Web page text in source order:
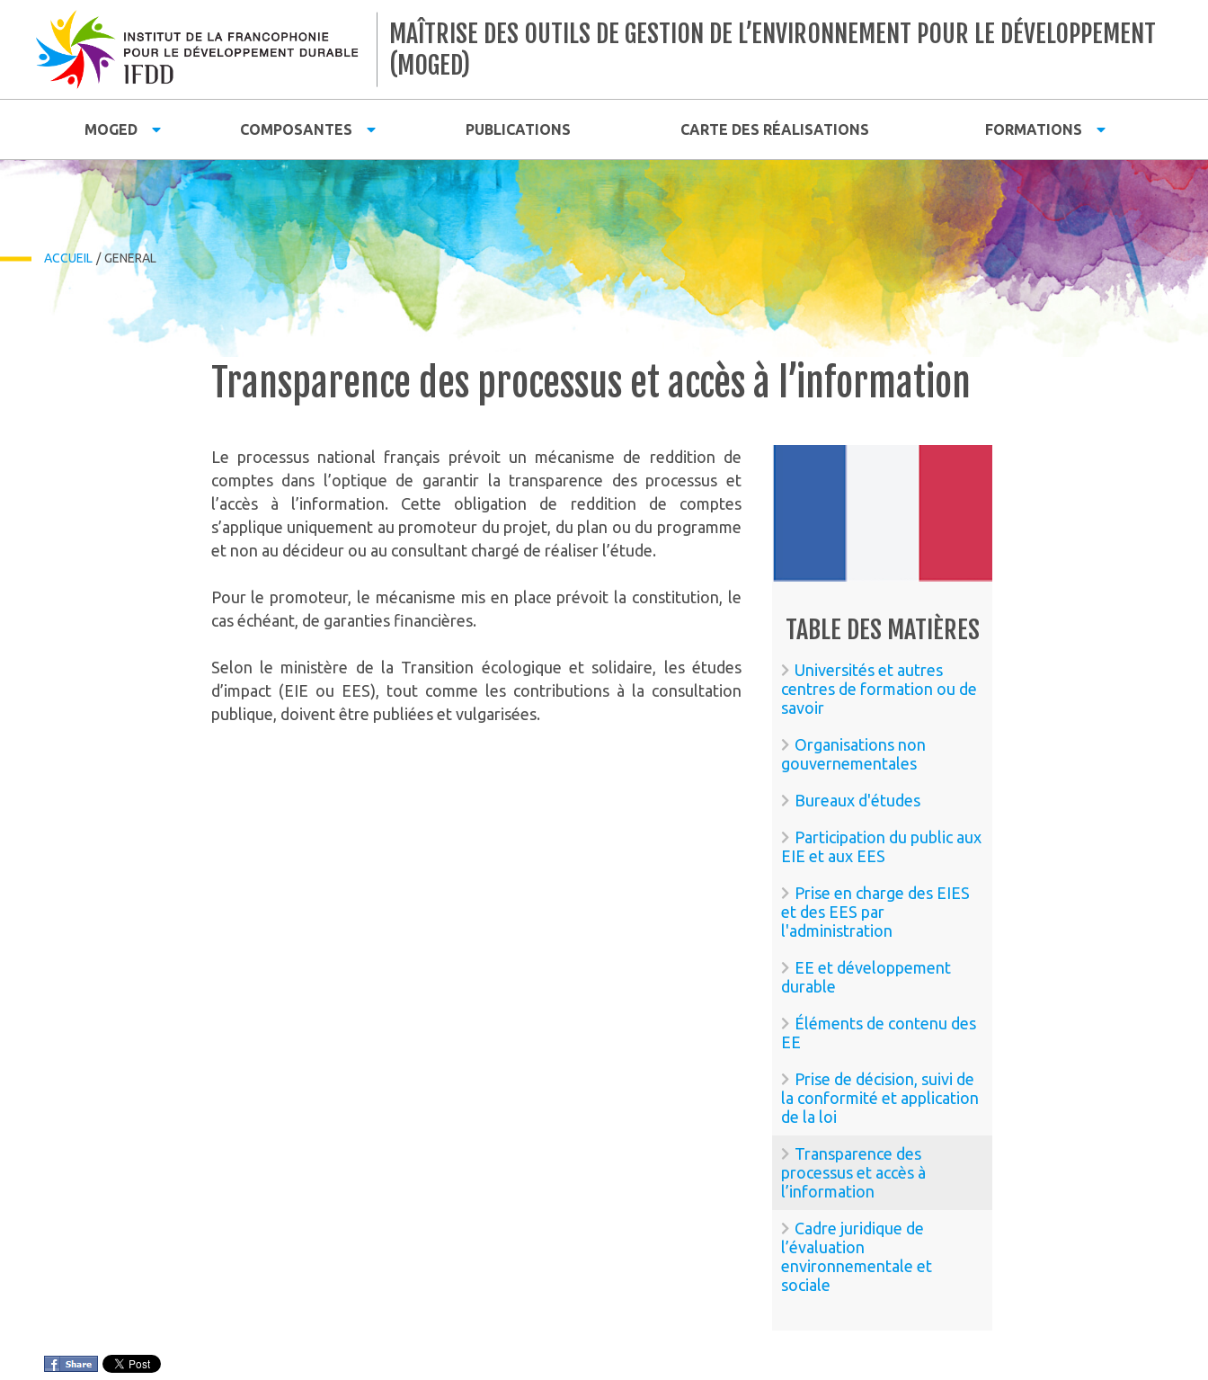
MAÎTRISE DES OUTILS DE GESTION DE L’ENVIRONNEMENT POUR LE DÉVELOPPEMENT
(MOGED)
MOGED COMPOSANTES PUBLICATIONS CARTE DES RÉALISATIONS FORMATIONS
ACCUEIL / GENERAL
Transparence des processus et accès à l’information
Le processus national français prévoit un mécanisme de reddition de
comptes dans l’optique de garantir la transparence des processus et
l’accès à l’information. Cette obligation de reddition de comptes
s’applique uniquement au promoteur du projet, du plan ou du programme
et non au décideur ou au consultant chargé de réaliser l’étude.
Pour le promoteur, le mécanisme mis en place prévoit la constitution, le
cas échéant, de garanties financières.
Selon le ministère de la Transition écologique et solidaire, les études
d’impact (EIE ou EES), tout comme les contributions à la consultation
publique, doivent être publiées et vulgarisées.
TABLE DES MATIÈRES
Universités et autres
centres de formation ou de
savoir
Organisations non
gouvernementales
Bureaux d'études
Participation du public aux
EIE et aux EES
Prise en charge des EIES
et des EES par
l'administration
EE et développement
durable
Éléments de contenu des
EE
Prise de décision, suivi de
la conformité et application
de la loi
Transparence des
processus et accès à
l’information
Cadre juridique de
l’évaluation
environnementale et
sociale